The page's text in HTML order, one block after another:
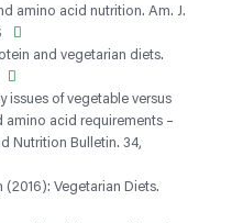
amino acid nutrition. Am. J.
and vegetarian diets.
issues of vegetable versus
amino acid requirements –
Nutrition Bulletin. 34,
Vegetarian Diets.